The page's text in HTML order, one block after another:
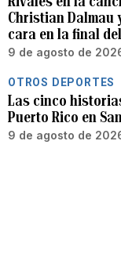
Christian Dalmau
cara en la final del
9 de agosto de
OTROS DEPORTES
Las cinco
Puerto Rico en
9 de agosto de